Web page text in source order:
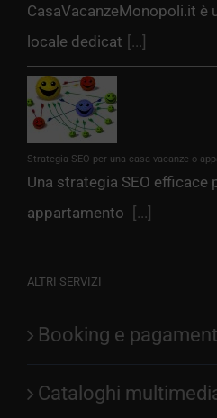
CasaVacanzeMonopoli.it è
locale dedicat [...]
Strategia SEO per una casa vacanze o
Una strategia SEO efficace
appartamento
[...]
ALTRI SERVIZI
Booking e
Cataloghi